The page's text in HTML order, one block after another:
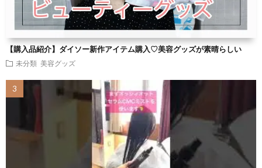
【購入品紹介】ダイソー新作アイテム購入♡美容グッズが素晴らしい
未分類 美容グッズ